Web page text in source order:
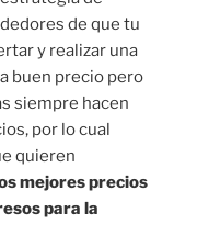
de que tu
y realizar una
buen precio pero
siempre hacen
por lo cual
quieren
mejores precios
para la